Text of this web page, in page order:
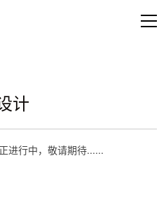
计
进行中，敬请期待......